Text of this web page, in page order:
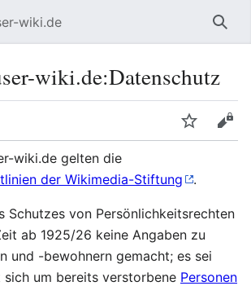
wiki.de
wiki.de:Datenschutz
wiki.de gelten die
der Wikimedia-Stiftung
.
Schutzes von Persönlichkeitsrechten
ab 1925/26 keine Angaben zu
und -bewohnern gemacht; es sei
sich um bereits verstorbene Personen